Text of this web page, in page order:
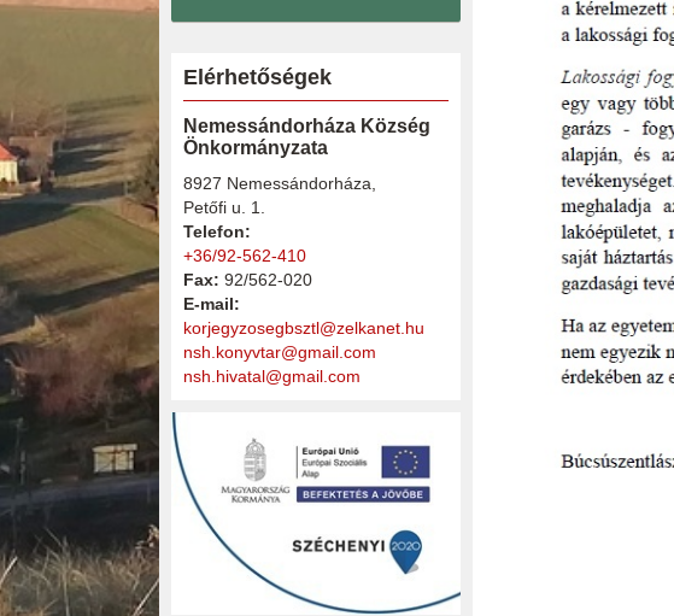
Elérhetőségek
Nemessándorháza Község
Önkormányzata
8927 Nemessándorháza,
Petőfi u. 1.
Telefon:
+36/92-562-410
Fax: 92/562-020
E-mail:
korjegyzosegbsztl@zelkanet.hu
nsh.konyvtar@gmail.com
nsh.hivatal@gmail.com